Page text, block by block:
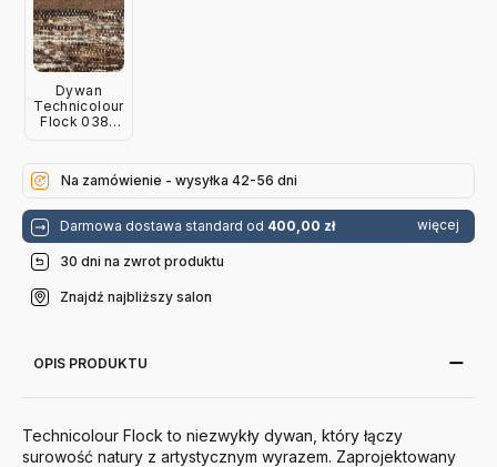
Dywan
Technicolour
Flock 0385
Na zamówienie - wysyłka 42-56 dni
Darmowa dostawa standard od 400,00 zł więcej
30 dni na zwrot produktu
Znajdź najbliższy salon
OPIS PRODUKTU
Technicolour Flock to niezwykły dywan, który łączy
surowość natury z artystycznym wyrazem. Zaprojektowany